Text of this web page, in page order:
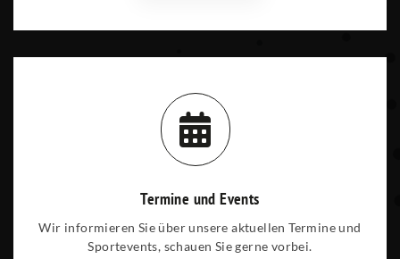
Termine und Events
Wir informieren Sie über unsere aktuellen Termine und
Sportevents, schauen Sie gerne vorbei.